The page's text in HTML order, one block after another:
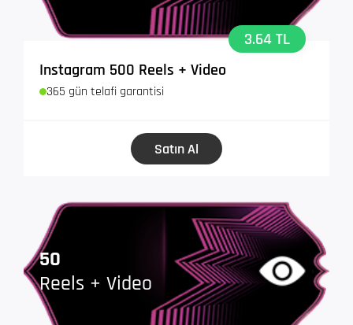
3.64 TL
Instagram 500 Reels + Video
365 gün telafi garantisi
Satın Al
50
Reels + Video